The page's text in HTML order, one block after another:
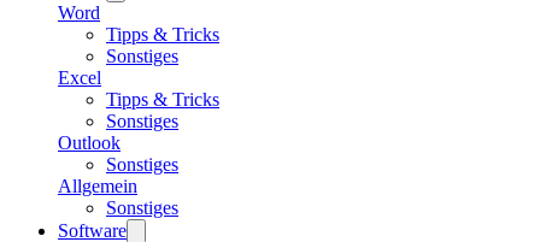
Word
Tipps & Tricks
Sonstiges
Excel
Tipps & Tricks
Sonstiges
Outlook
Sonstiges
Allgemein
Sonstiges
Software